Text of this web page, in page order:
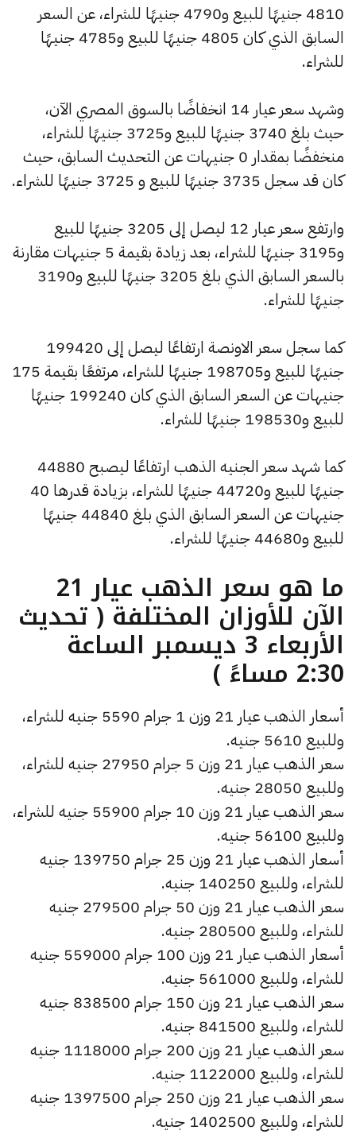
4810 جنيهًا للبيع و4790 جنيهًا للشراء، عن السعر
السابق الذي كان 4805 جنيهًا للبيع و4785 جنيهًا
للشراء.
وشهد سعر عيار 14 انخفاضًا بالسوق المصري الآن،
حيث بلغ 3740 جنيهًا للبيع و3725 جنيهًا للشراء،
منخفضًا بمقدار 0 جنيهات عن التحديث السابق، حيث
كان قد سجل 3735 جنيهًا للبيع و 3725 جنيهًا للشراء.
وارتفع سعر عيار 12 ليصل إلى 3205 جنيهًا للبيع
و3195 جنيهًا للشراء، بعد زيادة بقيمة 5 جنيهات مقارنة
بالسعر السابق الذي بلغ 3205 جنيهًا للبيع و3190
جنيهًا للشراء.
كما سجل سعر الاونصة ارتفاعًا ليصل إلى 199420
جنيهًا للبيع و198705 جنيهًا للشراء، مرتفعًا بقيمة 175
جنيهات عن السعر السابق الذي كان 199240 جنيهًا
للبيع و198530 جنيهًا للشراء.
كما شهد سعر الجنيه الذهب ارتفاعًا ليصبح 44880
جنيهًا للبيع و44720 جنيهًا للشراء، بزيادة قدرها 40
جنيهات عن السعر السابق الذي بلغ 44840 جنيهًا
للبيع و44680 جنيهًا للشراء.
ما هو سعر الذهب عيار 21
الآن للأوزان المختلفة ( تحديث
الأربعاء 3 ديسمبر الساعة
2:30 مساءً )
أسعار الذهب عيار 21 وزن 1 جرام 5590 جنيه للشراء،
وللبيع 5610 جنيه.
سعر الذهب عيار 21 وزن 5 جرام 27950 جنيه للشراء،
وللبيع 28050 جنيه.
سعر الذهب عيار 21 وزن 10 جرام 55900 جنيه للشراء،
وللبيع 56100 جنيه.
أسعار الذهب عيار 21 وزن 25 جرام 139750 جنيه
للشراء، وللبيع 140250 جنيه.
سعر الذهب عيار 21 وزن 50 جرام 279500 جنيه
للشراء، وللبيع 280500 جنيه.
أسعار الذهب عيار 21 وزن 100 جرام 559000 جنيه
للشراء، وللبيع 561000 جنيه.
سعر الذهب عيار 21 وزن 150 جرام 838500 جنيه
للشراء، وللبيع 841500 جنيه.
سعر الذهب عيار 21 وزن 200 جرام 1118000 جنيه
للشراء، وللبيع 1122000 جنيه.
سعر الذهب عيار 21 وزن 250 جرام 1397500 جنيه
للشراء، وللبيع 1402500 جنيه.